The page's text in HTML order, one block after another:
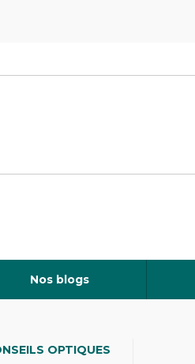
Nos blogs
OPTIQUES